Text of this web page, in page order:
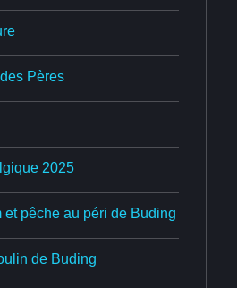
Pères
2025
et pêche au péri de Buding
de Buding